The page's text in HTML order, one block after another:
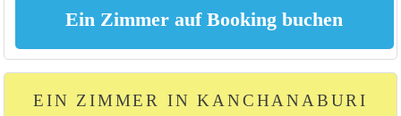
EIN ZIMMER IN KANCHANABURI